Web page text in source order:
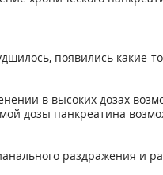
появились какие-
в высоких дозах
дозы панкреатина
раздражения и